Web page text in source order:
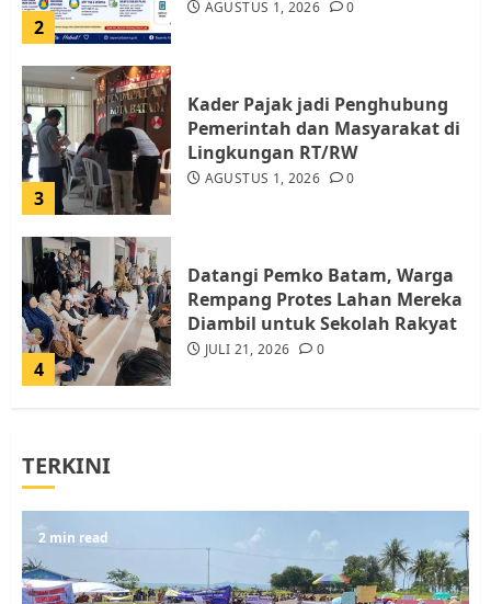
2
AGUSTUS 1, 2026 0
3
Kader Pajak jadi Penghubung
Pemerintah dan Masyarakat di
Lingkungan RT/RW
AGUSTUS 1, 2026 0
4
Datangi Pemko Batam, Warga
Rempang Protes Lahan Mereka
Diambil untuk Sekolah Rakyat
JULI 21, 2026 0
5
Resahkan Warga
JULI 17, 2026 0
TERKINI
2 min read